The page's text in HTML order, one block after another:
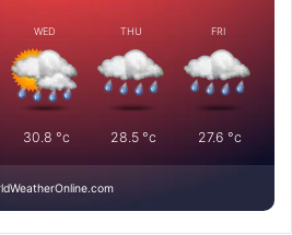
WED
30.8 °c
THU
28.5 °c
FRI
27.6 °c